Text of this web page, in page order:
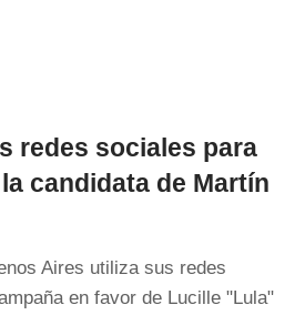
redes sociales para
candidata de Martín
Aires utiliza sus redes
en favor de Lucille "Lula"